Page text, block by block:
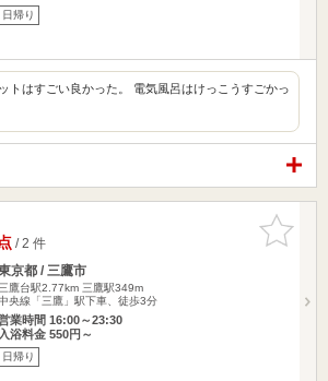
日帰り
トはすごい良かった。 電気風呂はけっこうすごかっ
お気に入
りに追加
/ 2 件
京都 / 三鷹市
三鷹台駅2.77km 三鷹駅349m
央線「三鷹」駅下車、徒歩3分
業時間 16:00～23:30
入浴料金 550円～
日帰り